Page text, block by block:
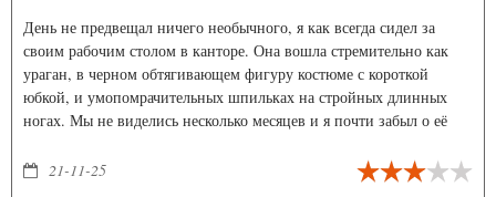
День не предвещал ничего необычного, я как всегда сидел за
своим рабочим столом в канторе. Она вошла стремительно как
ураган, в черном обтягивающем фигуру костюме с короткой
юбкой, и умопомрачительных шпильках на стройных длинных
ногах. Мы не виделись несколько месяцев и я почти забыл о её
роман. Надо сказать, что не смотря на то что я женат, и очень
21-11-25